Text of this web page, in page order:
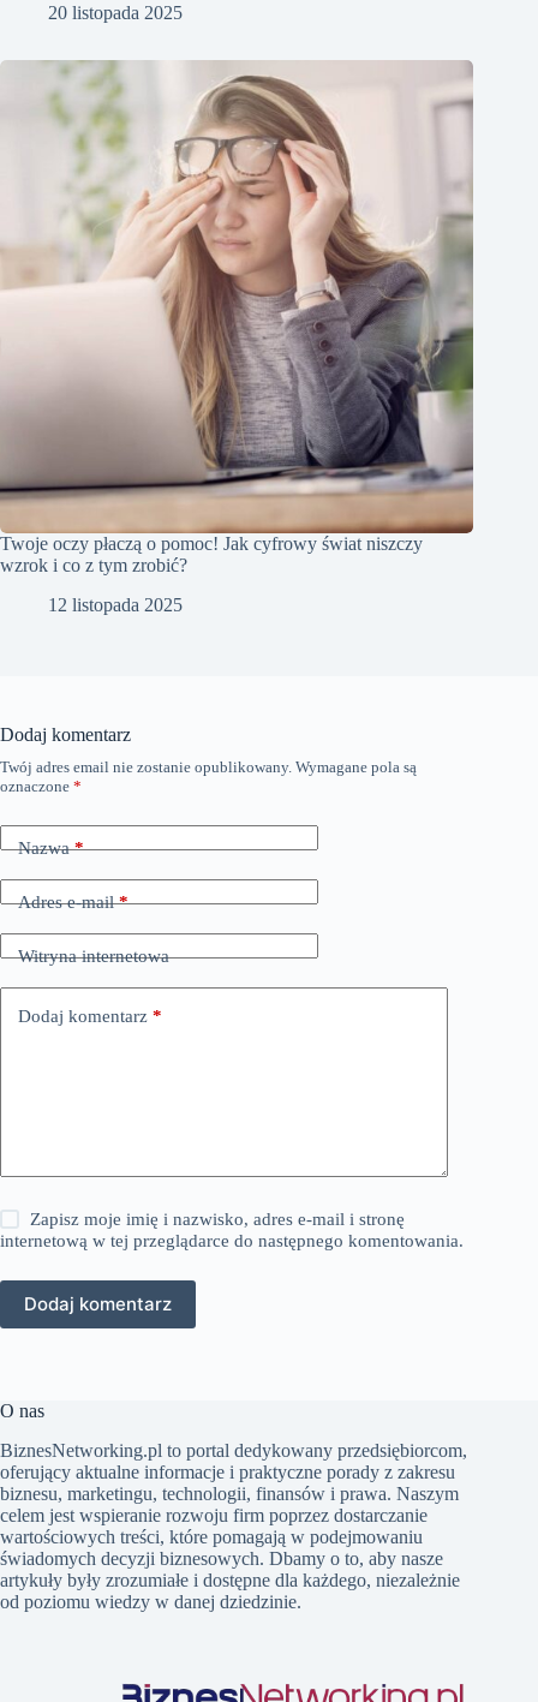
20 listopada 2025
Twoje oczy płaczą o pomoc! Jak cyfrowy świat niszczy
wzrok i co z tym zrobić?
12 listopada 2025
Dodaj komentarz
Twój adres email nie zostanie opublikowany. Wymagane pola są
oznaczone *
Nazwa*
Adres e-mail*
Witryna internetowa
Dodaj komentarz *
Zapisz moje imię i nazwisko, adres e-mail i stronę
internetową w tej przeglądarce do następnego komentowania.
Dodaj komentarz
O nas
BiznesNetworking.pl to portal dedykowany przedsiębiorcom,
oferujący aktualne informacje i praktyczne porady z zakresu
biznesu, marketingu, technologii, finansów i prawa. Naszym
celem jest wspieranie rozwoju firm poprzez dostarczanie
wartościowych treści, które pomagają w podejmowaniu
świadomych decyzji biznesowych. Dbamy o to, aby nasze
artykuły były zrozumiałe i dostępne dla każdego, niezależnie
od poziomu wiedzy w danej dziedzinie.